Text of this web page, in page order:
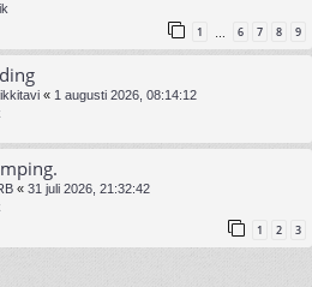
1 … 6 7 8 9
« 1 augusti 2026, 08:14:12
« 31 juli 2026, 21:32:42
1 2 3